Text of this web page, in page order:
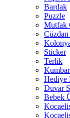
Bardak
Puzzle
Mutfak
Sticker
Terlik
Hediye
Duvar
Bebek